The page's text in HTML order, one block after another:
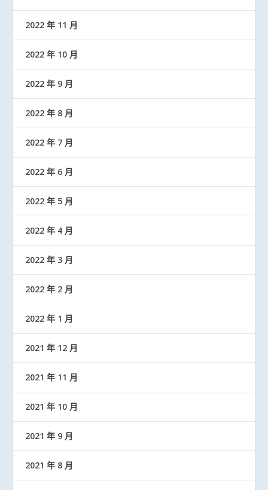
2022 年 11 月
2022 年 10 月
2022 年 9 月
2022 年 8 月
2022 年 7 月
2022 年 6 月
2022 年 5 月
2022 年 4 月
2022 年 3 月
2022 年 2 月
2022 年 1 月
2021 年 12 月
2021 年 11 月
2021 年 10 月
2021 年 9 月
2021 年 8 月